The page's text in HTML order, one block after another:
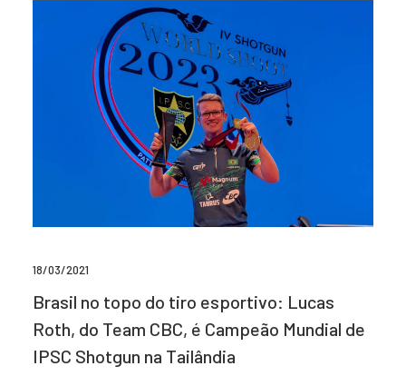
18/03/2021
Brasil no topo do tiro esportivo: Lucas
Roth, do Team CBC, é Campeão Mundial de
IPSC Shotgun na Tailândia